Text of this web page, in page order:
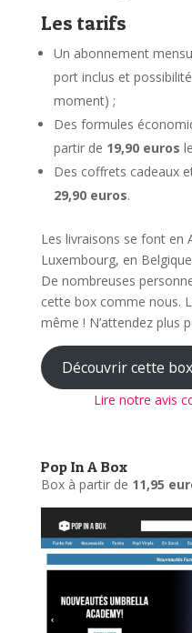
Les tarifs
Un abonnement
port inclus et
moment) ;
Des formules
partir de 19,90 euros
Des coffrets cadeaux
29,90 euros.
Les livraisons se font en
Luxembourg, en
De nombreuses
cette box comme nous.
même ! N’attendez plus
Découvrir cette box
Lire notre avis
Pop In A Box
Box à partir de 11,95